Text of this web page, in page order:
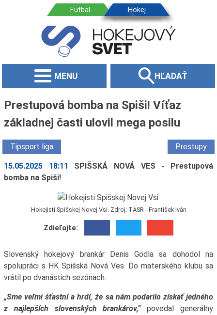
MENU HĽADAŤ
Prestupová bomba na Spiši! Víťaz
základnej časti ulovil mega posilu
Tipsport liga Prestupy
15.05.2025 18:11
SPIŠSKÁ NOVÁ VES - Prestupová
bomba na Spiši!
Hokejisti Spišskej Novej Vsi. Zdroj: TASR - František Iván
Zdieľajte:
Slovenský hokejový brankár Denis Godla sa dohodol na
spolupráci s HK Spišská Nová Ves. Do materského klubu sa
vrátil po dvanástich sezónach.
„Sme veľmi šťastní a hrdí, že sa nám podarilo získať jedného
z najlepších slovenských brankárov,“povedal generálny